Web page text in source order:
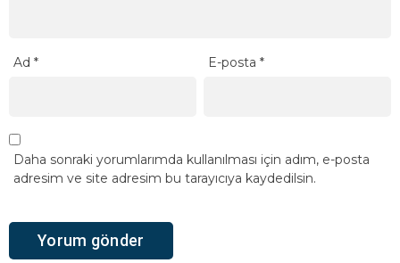
Ad * E-posta*
Daha sonraki yorumlarımda kullanılması için adım, e-posta
adresim ve site adresim bu tarayıcıya kaydedilsin.